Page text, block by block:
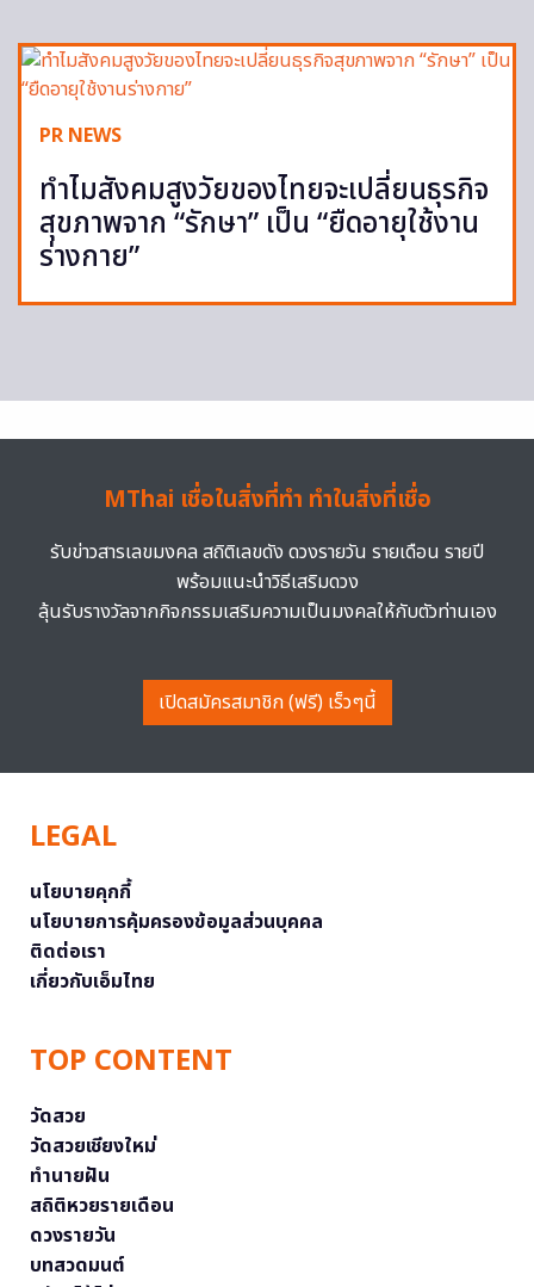
PR NEWS
ทำไมสังคมสูงวัยของไทยจะเปลี่ยนธุรกิจ
สุขภาพจาก “รักษา” เป็น “ยืดอายุใช้งาน
ร่างกาย”
MThai เชื่อในสิ่งที่ทำ ทำในสิ่งที่เชื่อ
รับข่าวสารเลขมงคล สถิติเลขดัง ดวงรายวัน รายเดือน รายปี
พร้อมแนะนำวิธีเสริมดวง
ลุ้นรับรางวัลจากกิจกรรมเสริมความเป็นมงคลให้กับตัวท่านเอง
เปิดสมัครสมาชิก (ฟรี) เร็วๆนี้
LEGAL
นโยบายคุกกี้
นโยบายการคุ้มครองข้อมูลส่วนบุคคล
ติดต่อเรา
เกี่ยวกับเอ็มไทย
TOP CONTENT
วัดสวย
วัดสวยเชียงใหม่
ทำนายฝัน
สถิติหวยรายเดือน
ดวงรายวัน
บทสวดมนต์